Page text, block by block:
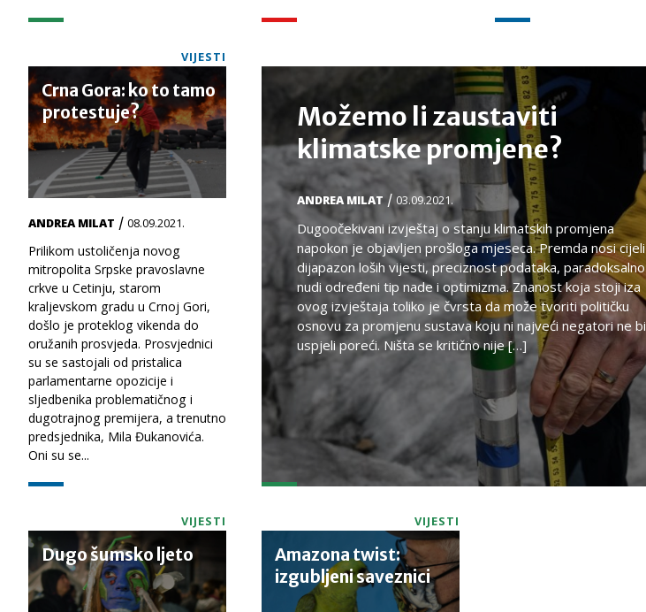
VIJESTI
Crna Gora: ko to tamo
protestuje?
ANDREA MILAT / 08.09.2021.
Prilikom ustoličenja novog
mitropolita Srpske pravoslavne
crkve u Cetinju, starom
kraljevskom gradu u Crnoj Gori,
došlo je proteklog vikenda do
oružanih prosvjeda. Prosvjednici
su se sastojali od pristalica
parlamentarne opozicije i
sljedbenika problematičnog i
dugotrajnog premijera, a trenutno
predsjednika, Mila Đukanovića.
Oni su se...
Možemo li zaustaviti
klimatske promjene?
ANDREA MILAT/ 03.09.2021.
Dugoočekivani izvještaj o stanju klimatskih promjena
napokon je objavljen prošloga mjeseca. Premda nosi cijeli
dijapazon loših vijesti, preciznost podataka, paradoksalno
nudi određeni tip nade i optimizma. Znanost koja stoji iza
ovog izvještaja toliko je čvrsta da može tvoriti političku
osnovu za promjenu sustava koju ni najveći negatori ne bi
uspjeli poreći. Ništa se kritično nije […]
VIJESTI
Dugo šumsko ljeto
VIJESTI
Amazona twist:
izgubljeni saveznici